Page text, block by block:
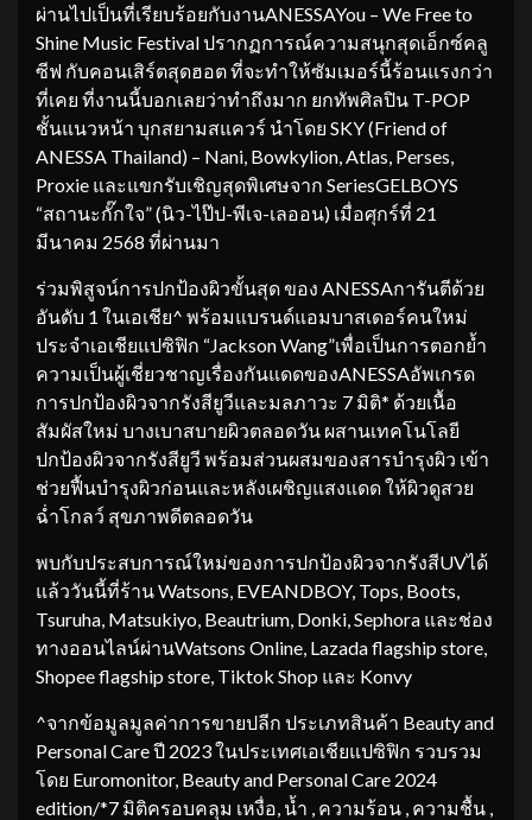
ผ่านไปเป็นที่เรียบร้อยกับงานANESSAYou – We Free to
Shine Music Festival ปรากฏการณ์ความสนุกสุดเอ็กซ์คลู
ซีฟ กับคอนเสิร์ตสุดฮอต ที่จะทำให้ซัมเมอร์นี้ร้อนแรงกว่า
ที่เคย ที่งานนี้บอกเลยว่าทำถึงมาก ยกทัพศิลปิน T-POP
ชั้นแนวหน้า บุกสยามสแควร์ นำโดย SKY (Friend of
ANESSA Thailand) – Nani, Bowkylion, Atlas, Perses,
Proxie และแขกรับเชิญสุดพิเศษจาก SeriesGELBOYS
“สถานะกั๊กใจ” (นิว-ไป๊ป-พีเจ-เลออน) เมื่อศุกร์ที่ 21
มีนาคม 2568 ที่ผ่านมา
ร่วมพิสูจน์การปกป้องผิวขั้นสุด ของ ANESSAการันตีด้วย
อันดับ 1 ในเอเชีย^ พร้อมแบรนด์แอมบาสเดอร์คนใหม่
ประจำเอเชียแปซิฟิก “Jackson Wang”เพื่อเป็นการตอกย้ำ
ความเป็นผู้เชี่ยวชาญเรื่องกันแดดของANESSAอัพเกรด
การปกป้องผิวจากรังสียูวีและมลภาวะ 7 มิติ* ด้วยเนื้อ
สัมผัสใหม่ บางเบาสบายผิวตลอดวัน ผสานเทคโนโลยี
ปกป้องผิวจากรังสียูวี พร้อมส่วนผสมของสารบำรุงผิว เข้า
ช่วยฟื้นบำรุงผิวก่อนและหลังเผชิญแสงแดด ให้ผิวดูสวย
ฉ่ำโกลว์ สุขภาพดีตลอดวัน
พบกับประสบการณ์ใหม่ของการปกป้องผิวจากรังสีUVได้
แล้ววันนี้ที่ร้าน Watsons, EVEANDBOY, Tops, Boots,
Tsuruha, Matsukiyo, Beautrium, Donki, Sephora และช่อง
ทางออนไลน์ผ่านWatsons Online, Lazada flagship store,
Shopee flagship store, Tiktok Shop และ Konvy
^จากข้อมูลมูลค่าการขายปลีก ประเภทสินค้า Beauty and
Personal Care ปี 2023 ในประเทศเอเชียแปซิฟิก รวบรวม
โดย Euromonitor, Beauty and Personal Care 2024
edition/*7 มิติครอบคลุม เหงื่อ, น้ำ , ความร้อน , ความชื้น ,